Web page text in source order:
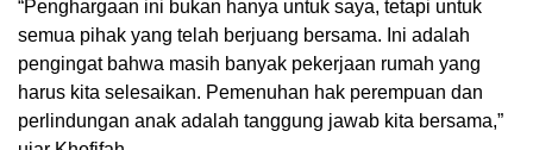
“Penghargaan ini bukan hanya untuk saya, tetapi untuk
semua pihak yang telah berjuang bersama. Ini adalah
pengingat bahwa masih banyak pekerjaan rumah yang
harus kita selesaikan. Pemenuhan hak perempuan dan
perlindungan anak adalah tanggung jawab kita bersama,”